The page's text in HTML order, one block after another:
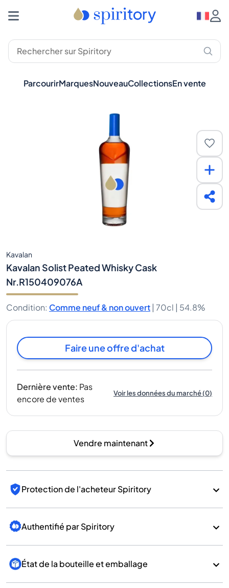
ParcourirMarquesNouveauCollectionsEn vente
Kavalan
Kavalan Solist Peated Whisky Cask
Nr.R150409076A
Condition: Comme neuf & non ouvert | 70cl | 54.8%
Faire une offre d'achat
Dernière vente: Pas
encore de ventes
Voir les données du marché(0)
Vendre maintenant
Protection de l'acheteur Spiritory
Authentifié par Spiritory
État de la bouteille et emballage